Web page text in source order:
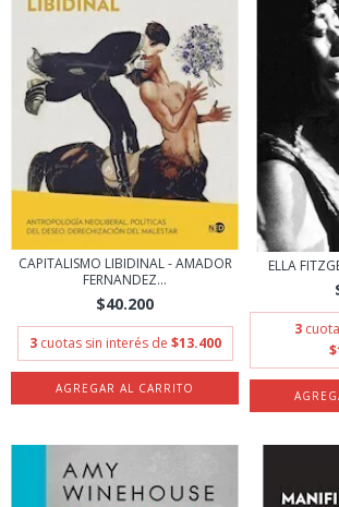
CAPITALISMO LIBIDINAL - AMADOR
FERNANDEZ...
$40.200
3 cuotas sin interés de $13.400
ELLA
3